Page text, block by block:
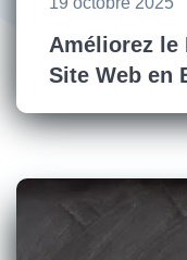
Améliorez le
Site Web en